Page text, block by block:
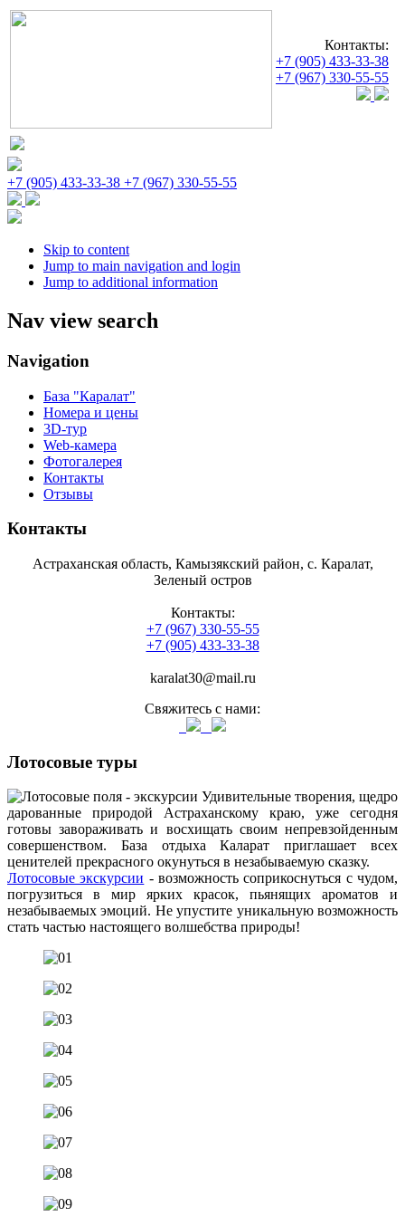
Контакты:
+7 (905) 433-33-38
+7 (967) 330-55-55
+7 (905) 433-33-38 +7 (967) 330-55-55
Skip to content
Jump to main navigation and login
Jump to additional information
Nav view search
Navigation
База "Каралат"
Номера и цены
3D-тур
Web-камера
Фотогалерея
Контакты
Отзывы
Контакты
Астраханская область, Камызякский район, с. Каралат,
Зеленый остров
Контакты:
+7 (967) 330-55-55
+7 (905) 433-33-38
karalat30@mail.ru
Свяжитесь с нами:
Лотосовые туры
Удивительные творения, щедро
дарованные природой Астраханскому краю, уже сегодня
готовы завораживать и восхищать своим непревзойденным
совершенством. База отдыха Каларат приглашает всех
ценителей прекрасного окунуться в незабываемую сказку.
Лотосовые экскурсии - возможность соприкоснуться с чудом,
погрузиться в мир ярких красок, пьянящих ароматов и
незабываемых эмоций. Не упустите уникальную возможность
стать частью настоящего волшебства природы!